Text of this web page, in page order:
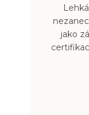
jako